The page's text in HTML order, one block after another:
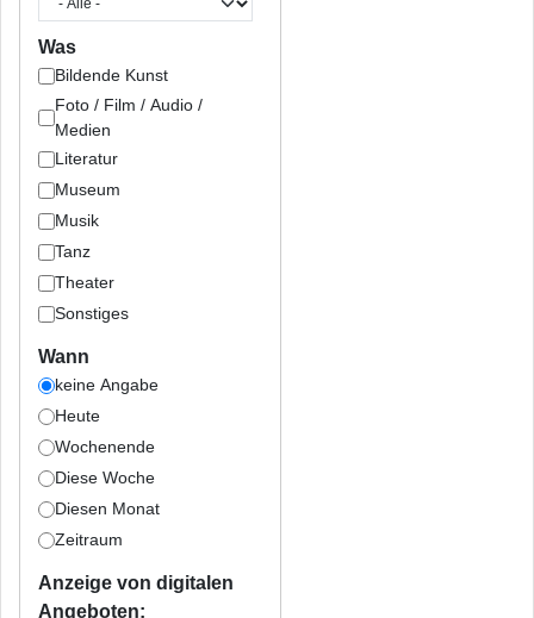
Was
Bildende Kunst
Foto / Film / Audio /
Medien
Literatur
Museum
Musik
Tanz
Theater
Sonstiges
Wann
keine Angabe
Heute
Wochenende
Diese Woche
Diesen Monat
Zeitraum
Anzeige von digitalen
Angeboten: